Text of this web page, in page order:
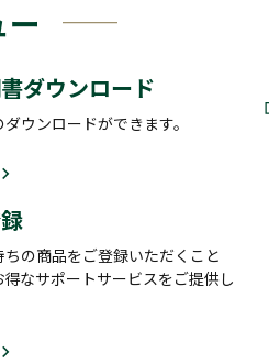
ダウンロード
ウンロードができます。
ちの商品をご登録いただくこと
なサポートサービスをご提供し